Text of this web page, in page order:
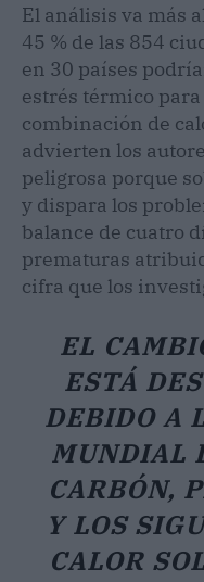
El análisis va más
45 % de las 854
en 30 países
estrés térmico
combinación de
advierten los
peligrosa porque
y dispara los
balance de cuatro
prematuras
cifra que los
EL
ESTÁ
DEBIDO A
MUNDIAL
CARBÓN,
Y LOS
CALOR